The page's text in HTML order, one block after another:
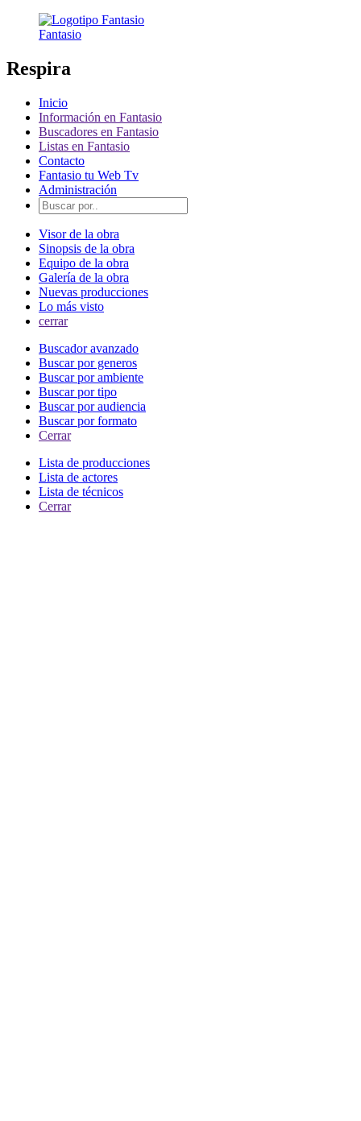
Fantasio
Respira
Inicio
Información en Fantasio
Buscadores en Fantasio
Listas en Fantasio
Contacto
Fantasio tu Web Tv
Administración
Visor de la obra
Sinopsis de la obra
Equipo de la obra
Galería de la obra
Nuevas producciones
Lo más visto
cerrar
Buscador avanzado
Buscar por generos
Buscar por ambiente
Buscar por tipo
Buscar por audiencia
Buscar por formato
Cerrar
Lista de producciones
Lista de actores
Lista de técnicos
Cerrar